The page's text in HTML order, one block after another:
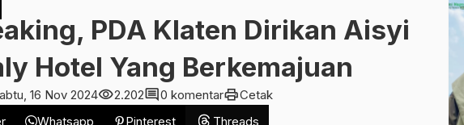
PDA Klaten Dirikan Aisyi
Hotel Yang Berkemajuan
16 Nov 2024visibility2.202comment0 komentarprintCetak
Whatsapp Pinterest Threads